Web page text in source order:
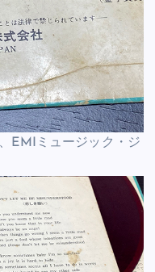
EMIミュージック・ジ